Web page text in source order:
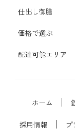
仕出し御膳
価格で選ぶ
配達可能エリア
ホーム
採用情報